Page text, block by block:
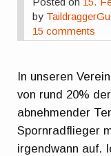
by
15 comments
In unseren
von rund 20%
abnehmender
Spornradflieger
irgendwann auf.